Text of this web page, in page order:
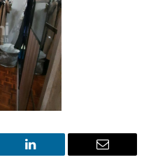
LinkedIn Email